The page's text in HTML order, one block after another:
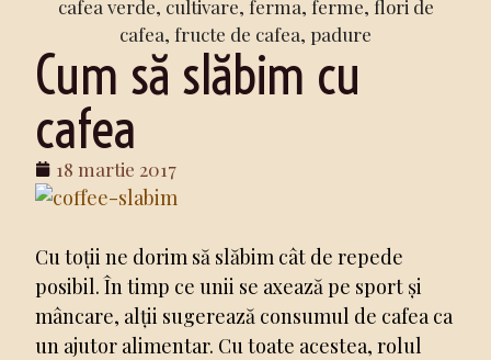
Cum să slăbim cu
cafea
18 martie 2017
Cu toții ne dorim să slăbim cât de repede
posibil. În timp ce unii se axează pe sport și
mâncare, alții sugerează consumul de cafea ca
un ajutor alimentar. Cu toate acestea, rolul